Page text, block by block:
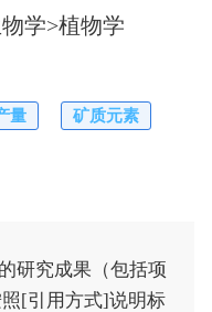
学>植物学
量 矿质元素
研究成果（包括项
[引用方式]说明标